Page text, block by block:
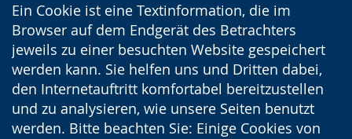
Ein Cookie ist eine Textinformation, die im
Browser auf dem Endgerät des Betrachters
jeweils zu einer besuchten Website gespeichert
werden kann. Sie helfen uns und Dritten dabei,
den Internetauftritt komfortabel bereitzustellen
und zu analysieren, wie unsere Seiten benutzt
werden. Bitte beachten Sie: Einige Cookies von